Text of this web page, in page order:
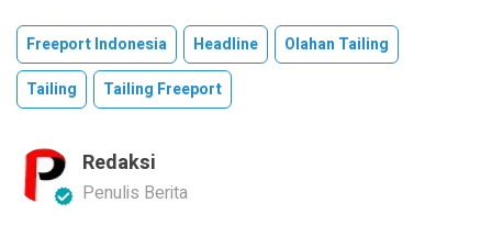
Freeport Indonesia Headline
Olahan Tailing
Tailing
Tailing Freeport
Redaksi
Penulis Berita